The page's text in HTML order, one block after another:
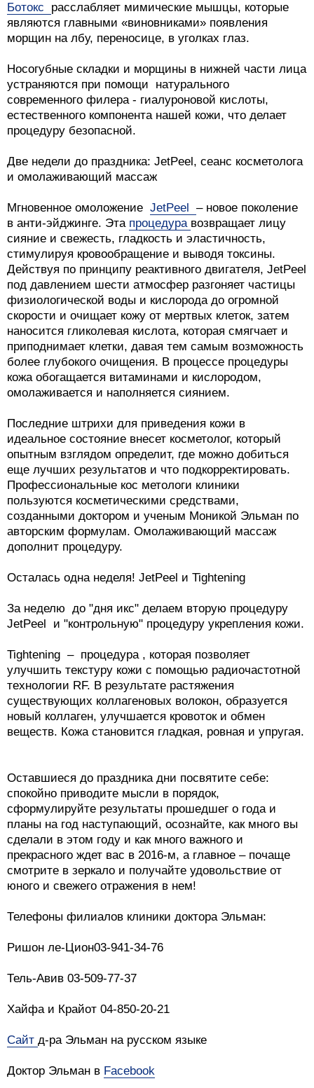
Ботокс расслабляет мимические мышцы, которые
являются главными «виновниками» появления
морщин на лбу, переносице, в уголках глаз.
Носогубные складки и морщины в нижней части лица
устраняются при помощи натурального
современного филера - гиалуроновой кислоты,
естественного компонента нашей кожи, что делает
процедуру безопасной.
Две недели до праздника: JetPeel, сеанс косметолога
и омолаживающий массаж
Мгновенное омоложение JetPeel – новое поколение
в анти-эйджинге. Эта процедура возвращает лицу
сияние и свежесть, гладкость и эластичность,
стимулируя кровообращение и выводя токсины.
Действуя по принципу реактивного двигателя, JetPeel
под давлением шести атмосфер разгоняет частицы
физиологической воды и кислорода до огромной
скорости и очищает кожу от мертвых клеток, затем
наносится гликолевая кислота, которая смягчает и
приподнимает клетки, давая тем самым возможность
более глубокого очищения. В процессе процедуры
кожа обогащается витаминами и кислородом,
омолаживается и наполняется сиянием.
Последние штрихи для приведения кожи в
идеальное состояние внесет косметолог, который
опытным взглядом определит, где можно добиться
еще лучших результатов и что подкорректировать.
Профессиональные кос метологи клиники
пользуются косметическими средствами,
созданными доктором и ученым Моникой Эльман по
авторским формулам. Омолаживающий массаж
дополнит процедуру.
Осталась одна неделя! JetPeel и Tightening
За неделю до "дня икс" делаем вторую процедуру
JetPeel и "контрольную" процедуру укрепления кожи.
Tightening – процедура , которая позволяет
улучшить текстуру кожи с помощью радиочастотной
технологии RF. В результате растяжения
существующих коллагеновых волокон, образуется
новый коллаген, улучшается кровоток и обмен
веществ. Кожа становится гладкая, ровная и упругая.
Оставшиеся до праздника дни посвятите себе:
спокойно приводите мысли в порядок,
сформулируйте результаты прошедшег о года и
планы на год наступающий, осознайте, как много вы
сделали в этом году и как много важного и
прекрасного ждет вас в 2016-м, а главное – почаще
смотрите в зеркало и получайте удовольствие от
юного и свежего отражения в нем!
Телефоны филиалов клиники доктора Эльман:
Ришон ле-Цион03-941-34-76
Тель-Авив 03-509-77-37
Хайфа и Крайот 04-850-20-21
Сайт д-ра Эльман на русском языке
Доктор Эльман в Facebook